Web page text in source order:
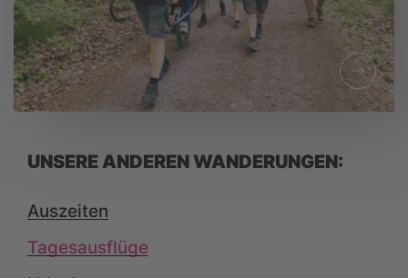
TAGESAUSFLUG
SCHWARZWALD-
UNSERE ANDEREN WANDERUNGEN:
Auszeiten
Tagesausflüge